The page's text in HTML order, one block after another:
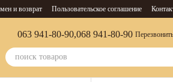
и возврат Пользовательское соглашение
063 941-80-90,068 941-80-90